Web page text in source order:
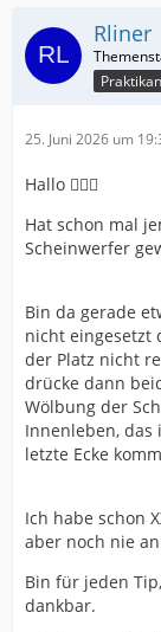
Rliner
25. Juni 2026 um
Hallo 🙋🏻‍♂️
Hat schon mal
Scheinwerfer
Bin da gerade
nicht eingesetzt
der Platz nicht
drücke dann
Wölbung der
Innenleben, das
letzte Ecke
Ich habe schon
aber noch nie
Bin für jeden
dankbar.